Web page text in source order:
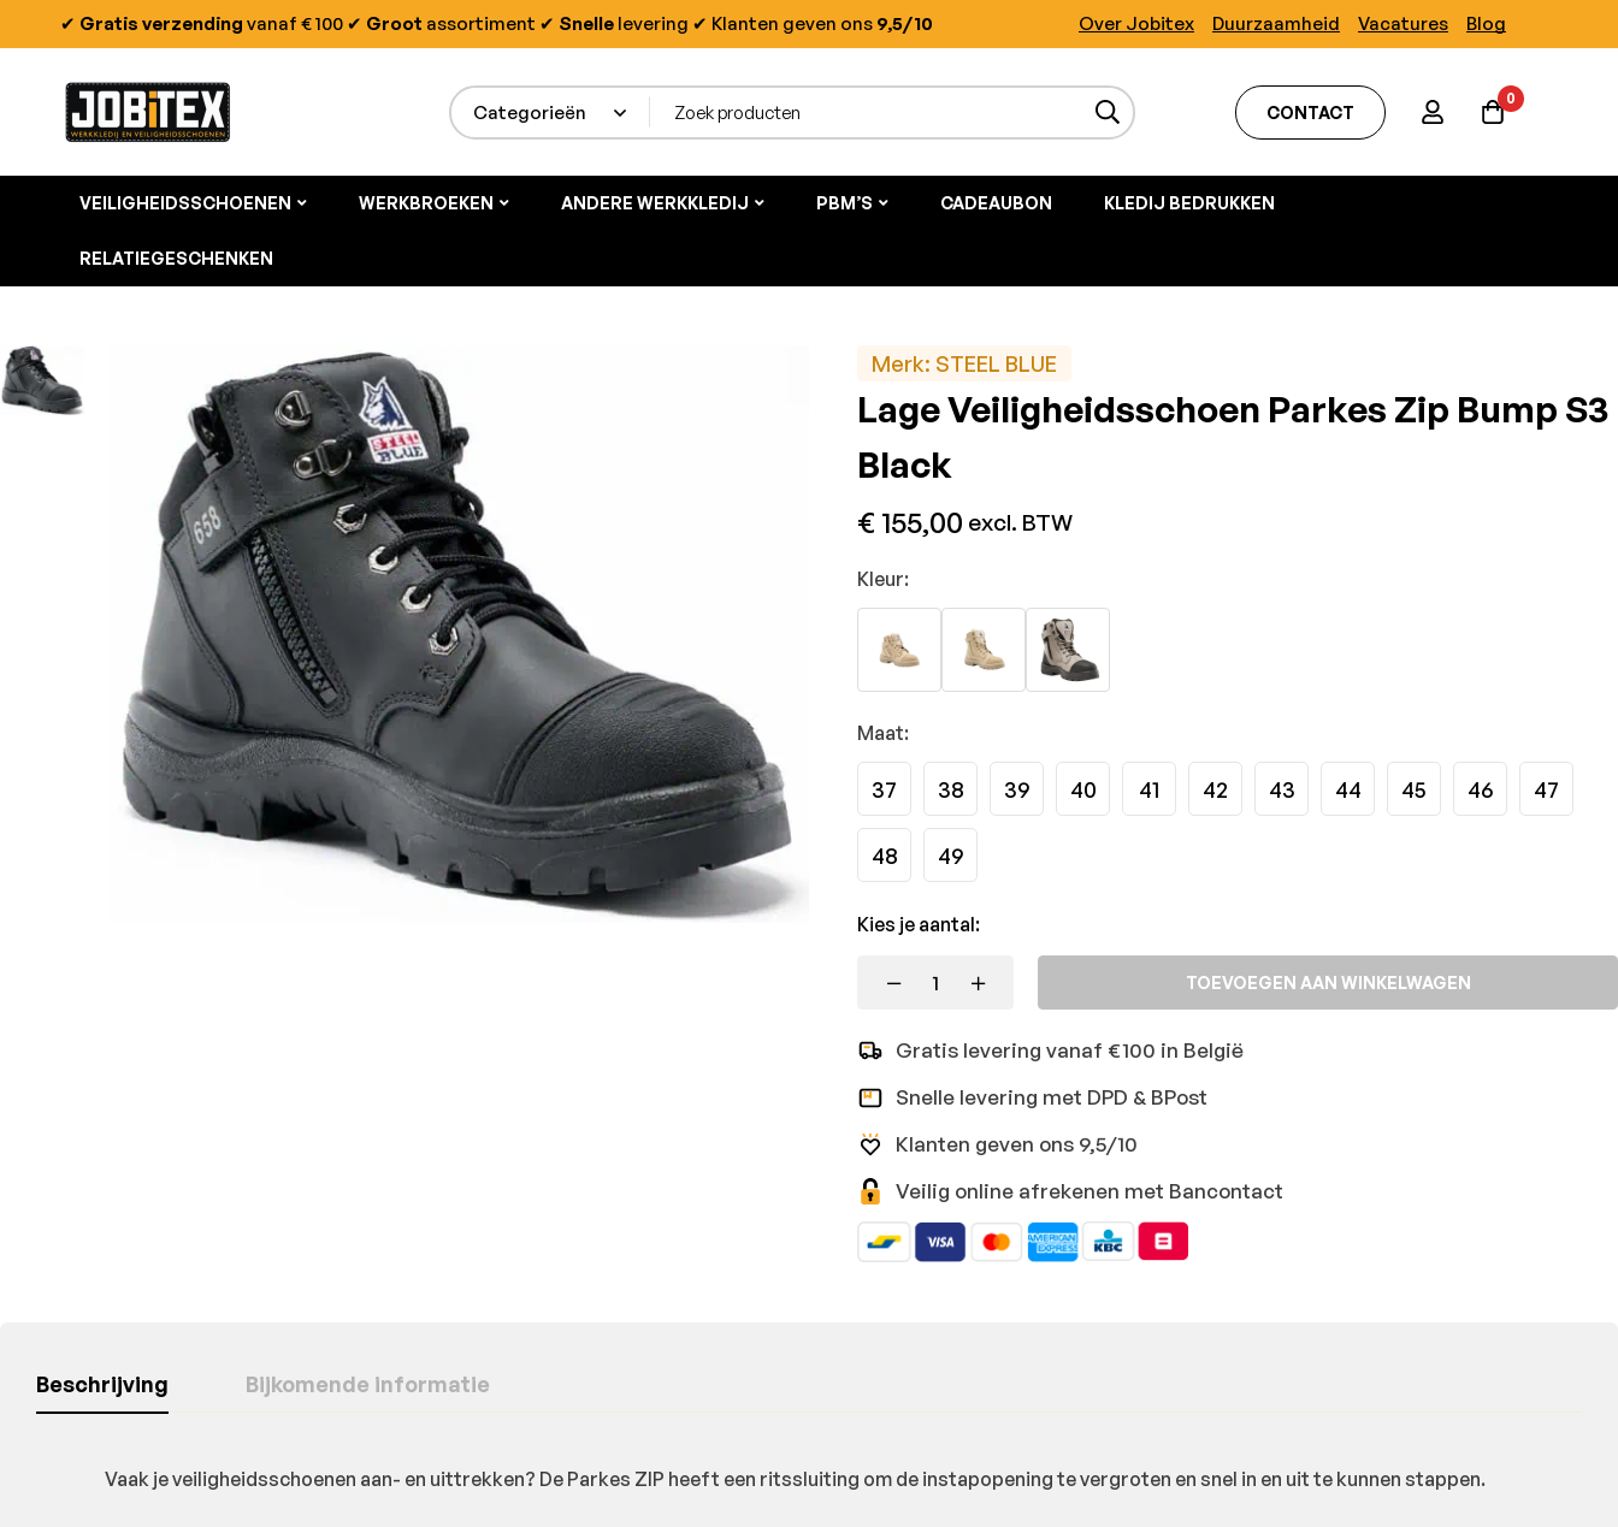
✔ Gratis verzending vanaf € 100 ✔ Groot assortiment ✔ Snelle levering ✔ Klanten geven ons 9,5/10 Over Jobitex Duurzaamheid Vacatures Blog
CONTACT
0
VEILIGHEIDSSCHOENEN WERKBROEKEN ANDERE WERKKLEDIJ PBM’S CADEAUBON KLEDIJ BEDRUKKEN
RELATIEGESCHENKEN
Merk: STEEL BLUE
Lage Veiligheidsschoen Parkes Zip Bump S3
Black
€ 155,00 excl. BTW
Kleur:
Maat:
37 38 39 40 41 42 43 44 45 46 47
48 49
Kies je aantal:
TOEVOEGEN AAN WINKELWAGEN
Gratis levering vanaf €100 in België
Snelle levering met DPD & BPost
Klanten geven ons 9,5/10
Veilig online afrekenen met Bancontact
Beschrijving Bijkomende informatie
Vaak je veiligheidsschoenen aan- en uittrekken? De Parkes ZIP heeft een ritssluiting om de instapopening te vergroten en snel in en uit te kunnen stappen.